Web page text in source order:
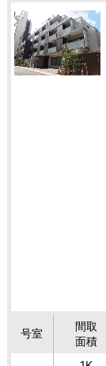
号室
間取
面積